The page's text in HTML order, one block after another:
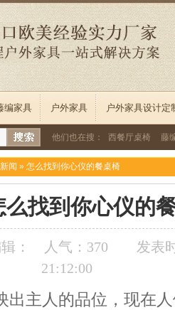
编家具 户外家具 户外家具设计定
他们也在搜： 西餐厅桌椅 藤
闻 » 怎么找到你心仪的餐桌椅
么找到你心仪的
： 人气： 370
发表
21:12:00
出主人的品位，现在